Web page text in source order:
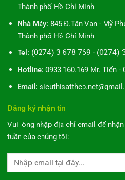
Thành phố Hồ Chí Minh
Nhà Máy: 845 Đ.Tân Vạn - Mỹ
Thành phố Hồ Chí Minh
Tel: (0274) 3 678 769 - (0274)
Hotline: 0933.160.169 Mr. Tiến -
Email:
Đăng ký nhận tin
Vui lòng nhập địa chỉ email để
tuần của chúng tôi: